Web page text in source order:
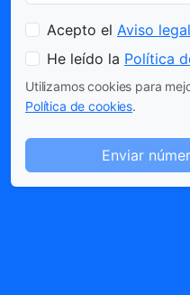
Acepto el Aviso
He leído la Política
Utilizamos cookies para
Política de cookies.
Enviar